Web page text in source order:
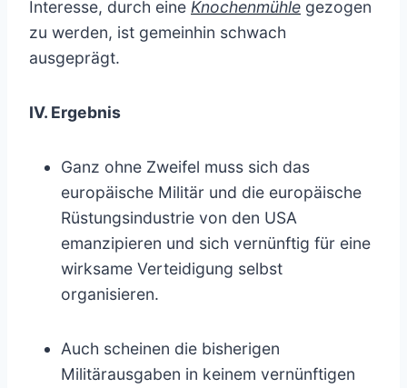
Interesse, durch eine Knochenmühle gezogen
zu werden, ist gemeinhin schwach
ausgeprägt.
IV. Ergebnis
Ganz ohne Zweifel muss sich das
europäische Militär und die europäische
Rüstungsindustrie von den USA
emanzipieren und sich vernünftig für eine
wirksame Verteidigung selbst
organisieren.
Auch scheinen die bisherigen
Militärausgaben in keinem vernünftigen